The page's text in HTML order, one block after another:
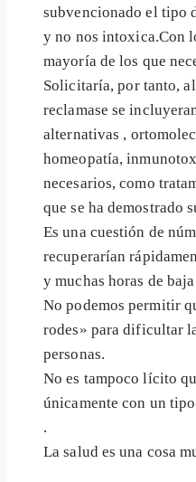
subvencionado el tipo
y no nos intoxica.Con
mayoría de los que
Solicitaría, por tanto,
reclamase se
alternativas ,
homeopatía,
necesarios, como
que se ha demostrado
Es una cuestión de
recuperarían
y muchas horas de
No podemos permitir
rodes» para dificultar
personas.
No es tampoco lícito
únicamente con un
.
La salud es una cosa